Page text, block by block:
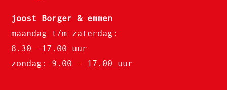
joost Borger & emmen
maandag t/m zaterdag:
8.30 -17.00 uur
zondag: 9.00 – 17.00 uur